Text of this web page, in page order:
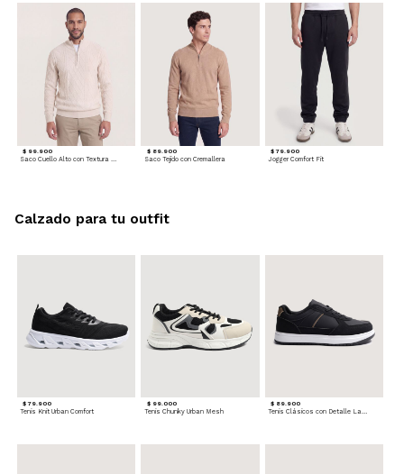
$ 99.900
Saco Cuello Alto con Textura Trenzada
$ 89.900
Saco Tejido con Cremallera
$ 79.900
Jogger Comfort Fit
$ 79.900
Tenis Knit Urban Comfort
$ 99.000
Tenis Chunky Urban Mesh
$ 89.900
Tenis Clásicos con Detalle Lateral
Calzado para tu outfit